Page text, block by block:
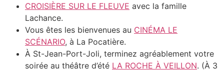
CROISIÈRE SUR LE FLEUVE avec la famille
Lachance.
Vous êtes les bienvenues au CINÉMA LE
SCÉNARIO, à La Pocatière.
À St-Jean-Port-Joli, terminez agréablement votre
soirée au théâtre d’été LA ROCHE À VEILLON. (À 3